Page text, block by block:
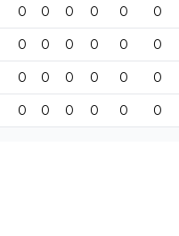
0 0 0 0 0 0
0 0 0 0 0 0
0 0 0 0 0 0
0 0 0 0 0 0